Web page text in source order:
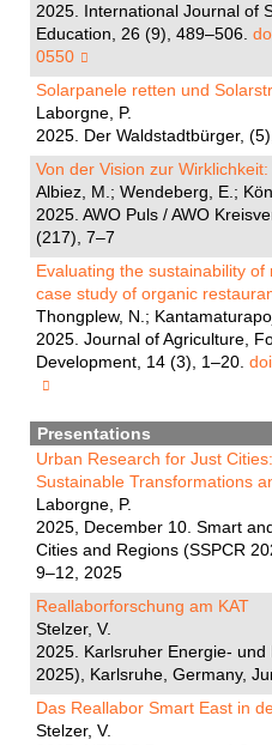
2025. International Journal of
Education, 26 (9), 489–506.
0550
Solarpanele retten und
Laborgne, P.
2025. Der Waldstadtbürger,
Von der Vision zur
Albiez, M.; Wendeberg, E.;
2025. AWO Puls / AWO
(217), 7–7
Evaluating the sustainability
case study of organic
Thongplew, N.;
2025. Journal of Agriculture,
Development, 14 (3), 1–20.
Presentations
Urban Research for Just
Sustainable Transformations
Laborgne, P.
2025, December 10. Smart
Cities and Regions (SSPCR
9–12, 2025
Reallaborforschung am KAT
Stelzer, V.
2025. Karlsruher Energie- und
2025), Karlsruhe, Germany,
Das Reallabor Smart East in
Stelzer, V.